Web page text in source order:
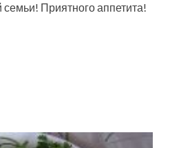
Приятного аппетита!